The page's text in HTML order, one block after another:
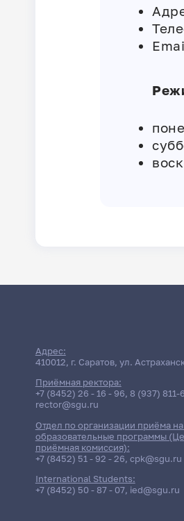
Адрес:
410012, г. Саратов, ул.
Приёмная ректора:
+7 (8452) 26 - 16 - 96, 8 (937) 811-
rector@sgu.ru
Отдел по организации приёма
образовательные программы
приёмная комиссия):
+7 (8452) 51 - 92 - 26, cpk@sgu.ru
International Students:
+7 (8452) 50 - 87 - 07, ied@sgu.ru